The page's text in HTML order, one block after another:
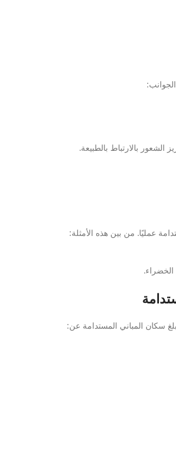
بالارتباط بالطبيعة.
عمليًا. من بين هذه الأمثلة:
سكان المباني المستدامة عن: